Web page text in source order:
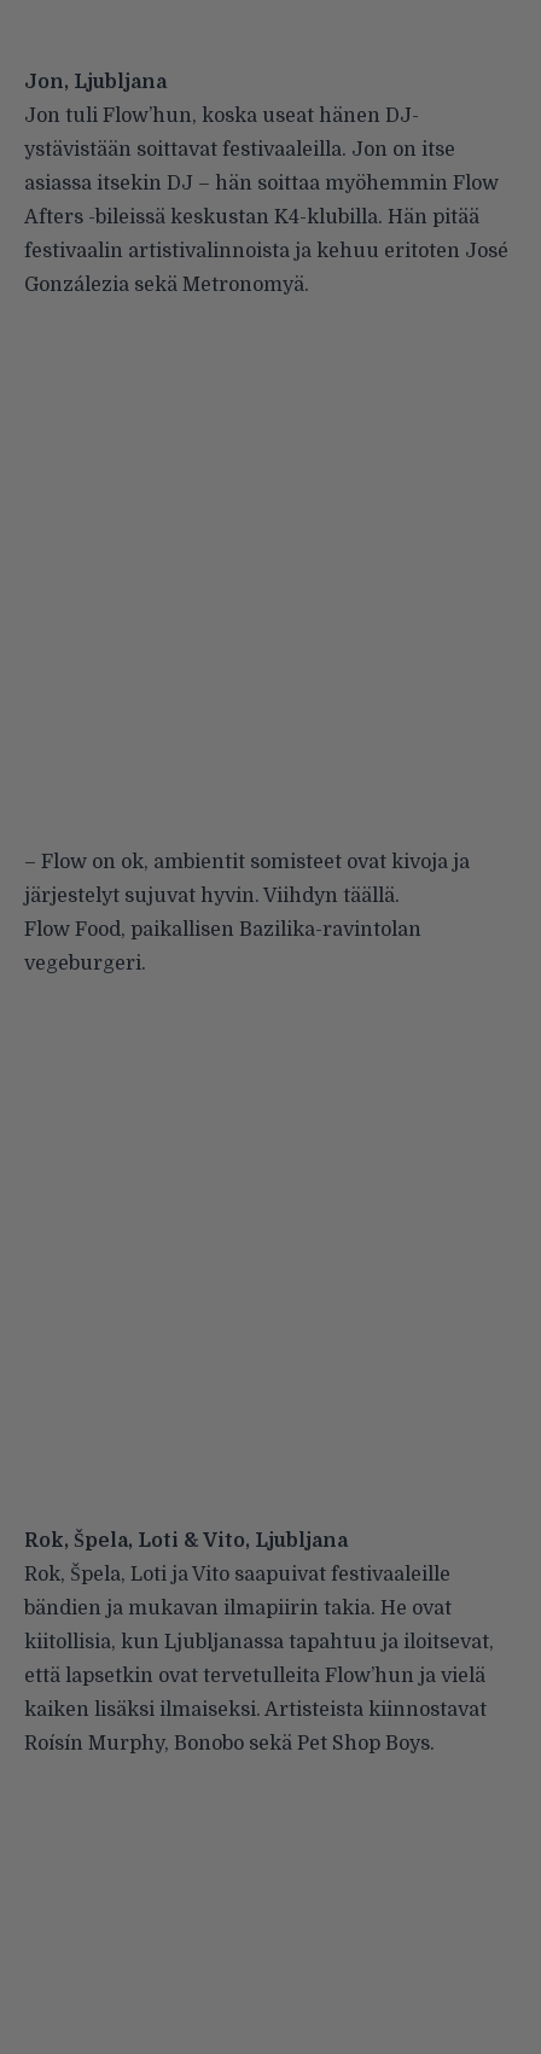
Jon, Ljubljana
Jon tuli Flow’hun, koska useat hänen DJ-
ystävistään soittavat festivaaleilla. Jon on itse
asiassa itsekin DJ – hän soittaa myöhemmin Flow
Afters -bileissä keskustan K4-klubilla. Hän pitää
festivaalin artistivalinnoista ja kehuu eritoten José
Gonzálezia sekä Metronomyä.
– Flow on ok, ambientit somisteet ovat kivoja ja
järjestelyt sujuvat hyvin. Viihdyn täällä.
Flow Food, paikallisen Bazilika-ravintolan
vegeburgeri.
Rok, Špela, Loti & Vito, Ljubljana
Rok, Špela, Loti ja Vito saapuivat festivaaleille
bändien ja mukavan ilmapiirin takia. He ovat
kiitollisia, kun Ljubljanassa tapahtuu ja iloitsevat,
että lapsetkin ovat tervetulleita Flow’hun ja vielä
kaiken lisäksi ilmaiseksi. Artisteista kiinnostavat
Roísín Murphy, Bonobo sekä Pet Shop Boys.